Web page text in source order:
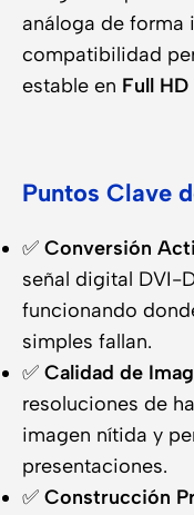
análoga de forma
compatibilidad
estable en Full
Puntos Clave
✅ Conversión
señal digital DVI-
funcionando
simples fallan.
✅ Calidad de
resoluciones de
imagen nítida y
presentaciones.
✅ Construcción